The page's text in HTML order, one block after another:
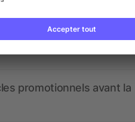
? allbranded
promotionnels avant la